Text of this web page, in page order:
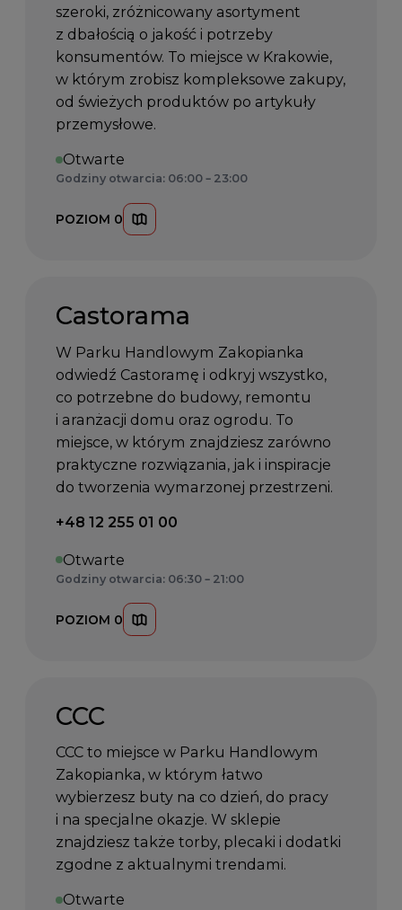
szeroki, zróżnicowany asortyment
z dbałością o jakość i potrzeby
konsumentów. To miejsce w Krakowie,
w którym zrobisz kompleksowe zakupy,
od świeżych produktów po artykuły
przemysłowe.
Otwarte
Godziny otwarcia: 06:00 – 23:00
POZIOM 0
Castorama
W Parku Handlowym Zakopianka
odwiedź Castoramę i odkryj wszystko,
co potrzebne do budowy, remontu
i aranżacji domu oraz ogrodu. To
miejsce, w którym znajdziesz zarówno
praktyczne rozwiązania, jak i inspiracje
do tworzenia wymarzonej przestrzeni.
Telefon kontaktowy:
+48 12 255 01 00
Otwarte
Godziny otwarcia: 06:30 – 21:00
POZIOM 0
CCC
CCC to miejsce w Parku Handlowym
Zakopianka, w którym łatwo
wybierzesz buty na co dzień, do pracy
i na specjalne okazje. W sklepie
znajdziesz także torby, plecaki i dodatki
zgodne z aktualnymi trendami.
Otwarte